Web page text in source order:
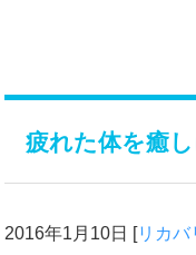
疲れた体を癒
2016年1月10日 [リカバ